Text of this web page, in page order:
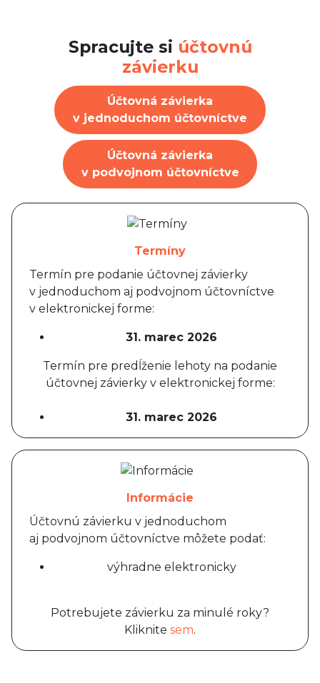
Spracujte si účtovnú
závierku
Účtovná závierka
v jednoduchom účtovníctve
Účtovná závierka
v podvojnom účtovníctve
Termíny
Termín pre podanie účtovnej závierky
v jednoduchom aj podvojnom účtovníctve
v elektronickej forme:
31. marec 2026
Termín pre predĺženie lehoty na podanie
účtovnej závierky v elektronickej forme:
31. marec 2026
Informácie
Účtovnú závierku v jednoduchom
aj podvojnom účtovníctve môžete podať:
výhradne elektronicky
Potrebujete závierku za minulé roky?
Kliknite sem.